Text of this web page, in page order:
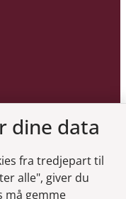
dine data
fra tredjepart til
alle", giver du
må gemme